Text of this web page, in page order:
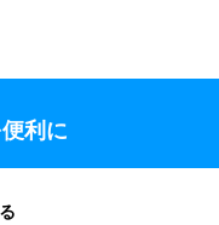
利に